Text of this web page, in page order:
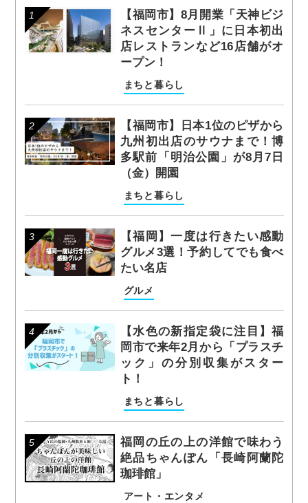
【福岡市】8月開業「天神ビジ
ネスセンターⅡ」に日本初出
店レストランなど16店舗がオ
ープン！
まちと暮らし
【福岡市】日本1位のピザから
九州初出店のサウナまで！博
多駅前「明治公園」が8月7日
（金）開園
まちと暮らし
【福岡】一度は行きたい感動
グルメ3選！予約してでも食べ
たい名店
グルメ
【水色の新指定袋に注目】福
岡市で来年2月から「プラスチ
ック」の分別収集がスター
ト！
まちと暮らし
福岡の丘の上の洋館で味わう
絶品ちゃんぽん「長崎阿蘭陀
珈琲館」
アート・エンタメ